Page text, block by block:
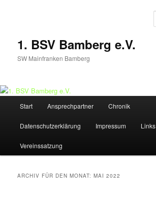
1. BSV Bamberg e.V.
SW Mainfranken Bamberg
Start Ansprechpartner Chronik
Datenschutzerklärung Impressum Links
Vereinssatzung
ARCHIV FÜR DEN MONAT:MAI 2022